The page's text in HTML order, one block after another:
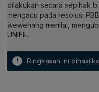
dilakukan secara sepihak
mengacu pada resolusi
wewenang menilai,
UNIFIL.
! Ringkasan ini